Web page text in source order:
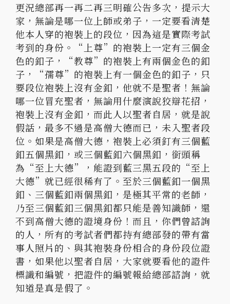
更況總部再一再二再三明確公告多次，提示大
家，無論是哪一位上師或弟子，一定要看清楚
他本人穿的袍裝上的段位，因為這是實際考試
考到的身份。“上尊”的袍裝上一定有三個金
色的釦子，“教尊”的袍裝上有兩個金色的釦
子，“孺尊”的袍裝上有一個金色的釦子，只
要段位袍裝上沒有金釦，他就不是聖者！無論
哪一位冒充聖者，無論用什麼演說狡辯花招，
袍裝上沒有金釦，而此人以聖者自居，就是說
假話，最多不過是高僧大德而已，未入聖者段
位。如果是高僧大德，袍裝上必須釘有三個藍
釦五個黑釦，或三個藍釦六個黑釦，銜頭稱
為“至上大德”，能證到藍三黑五段的“至上
大德”就已經很稀有了。至於三個藍釦一個黑
釦、三個藍釦兩個黑釦，是極其平常的老師，
乃至三個藍釦三個黑釦都只能是善知識師，還
不到高僧大德的證境身份！而且，你們曾諮詢
的人，所有的考試者們都持有總部發的帶有當
事人照片的、與其袍裝身份相合的身份段位證
書，如果他以聖者自居，大家就要看他的證件
標識和編號，把證件的編號報給總部諮詢，就
知道是真是假了。